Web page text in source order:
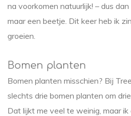
na voorkomen natuurlijk! – dus
maar een beetje. Dit keer heb ik
groeien.
Bomen planten
Bomen planten misschien? Bij
slechts drie bomen planten om
Dat lijkt me veel te weinig, maar